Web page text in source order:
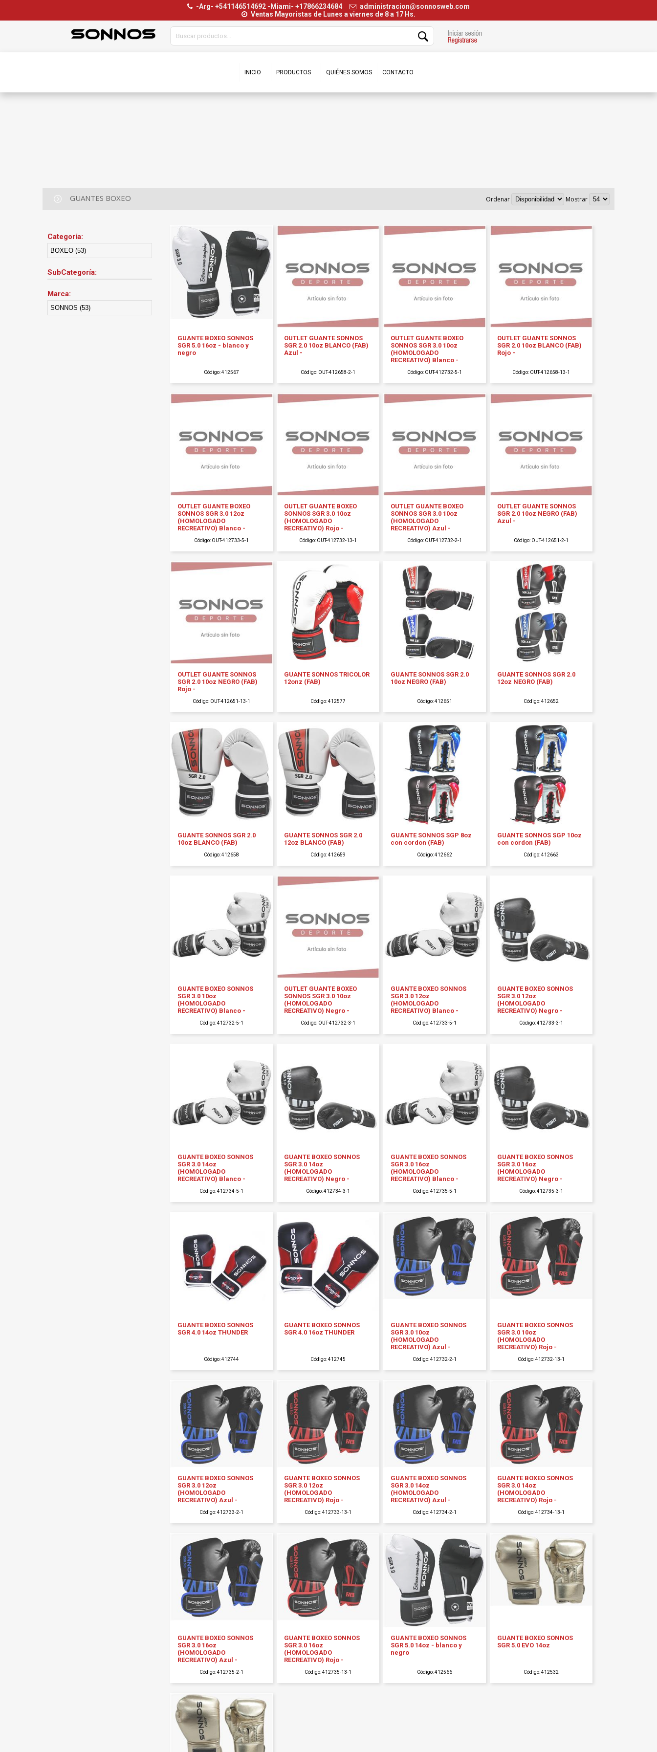
-Arg- +541146514692 -Miami- +17866234684
administracion@sonnosweb.com
Ventas Mayoristas de Lunes a viernes de 8 a 17 Hs.
INICIO PRODUCTOS QUIÉNES SOMOS CONTACTO
GUANTES BOXEO Ordenar Mostrar
Categoría:
BOXEO (53)
SubCategoría:
Marca:
SONNOS (53)
GUANTE BOXEO SONNOS
SGR 5.0 16oz - blanco y
negro
Código: 412567
OUTLET GUANTE SONNOS
SGR 2.0 10oz BLANCO (FAB)
Azul -
Código: OUT-412658-2-1
OUTLET GUANTE BOXEO
SONNOS SGR 3.0 10oz
(HOMOLOGADO
RECREATIVO) Blanco -
Código: OUT-412732-5-1
OUTLET GUANTE SONNOS
SGR 2.0 10oz BLANCO (FAB)
Rojo -
Código: OUT-412658-13-1
OUTLET GUANTE BOXEO
SONNOS SGR 3.0 12oz
(HOMOLOGADO
RECREATIVO) Blanco -
Código: OUT-412733-5-1
OUTLET GUANTE BOXEO
SONNOS SGR 3.0 10oz
(HOMOLOGADO
RECREATIVO) Rojo -
Código: OUT-412732-13-1
OUTLET GUANTE BOXEO
SONNOS SGR 3.0 10oz
(HOMOLOGADO
RECREATIVO) Azul -
Código: OUT-412732-2-1
OUTLET GUANTE SONNOS
SGR 2.0 10oz NEGRO (FAB)
Azul -
Código: OUT-412651-2-1
OUTLET GUANTE SONNOS
SGR 2.0 10oz NEGRO (FAB)
Rojo -
Código: OUT-412651-13-1
GUANTE SONNOS TRICOLOR
12onz (FAB)
Código: 412577
GUANTE SONNOS SGR 2.0
10oz NEGRO (FAB)
Código: 412651
GUANTE SONNOS SGR 2.0
12oz NEGRO (FAB)
Código: 412652
GUANTE SONNOS SGR 2.0
10oz BLANCO (FAB)
Código: 412658
GUANTE SONNOS SGR 2.0
12oz BLANCO (FAB)
Código: 412659
GUANTE SONNOS SGP 8oz
con cordon (FAB)
Código: 412662
GUANTE SONNOS SGP 10oz
con cordon (FAB)
Código: 412663
GUANTE BOXEO SONNOS
SGR 3.0 10oz
(HOMOLOGADO
RECREATIVO) Blanco -
Código: 412732-5-1
OUTLET GUANTE BOXEO
SONNOS SGR 3.0 10oz
(HOMOLOGADO
RECREATIVO) Negro -
Código: OUT-412732-3-1
GUANTE BOXEO SONNOS
SGR 3.0 12oz
(HOMOLOGADO
RECREATIVO) Blanco -
Código: 412733-5-1
GUANTE BOXEO SONNOS
SGR 3.0 12oz
(HOMOLOGADO
RECREATIVO) Negro -
Código: 412733-3-1
GUANTE BOXEO SONNOS
SGR 3.0 14oz
(HOMOLOGADO
RECREATIVO) Blanco -
Código: 412734-5-1
GUANTE BOXEO SONNOS
SGR 3.0 14oz
(HOMOLOGADO
RECREATIVO) Negro -
Código: 412734-3-1
GUANTE BOXEO SONNOS
SGR 3.0 16oz
(HOMOLOGADO
RECREATIVO) Blanco -
Código: 412735-5-1
GUANTE BOXEO SONNOS
SGR 3.0 16oz
(HOMOLOGADO
RECREATIVO) Negro -
Código: 412735-3-1
GUANTE BOXEO SONNOS
SGR 4.0 14oz THUNDER
Código: 412744
GUANTE BOXEO SONNOS
SGR 4.0 16oz THUNDER
Código: 412745
GUANTE BOXEO SONNOS
SGR 3.0 10oz
(HOMOLOGADO
RECREATIVO) Azul -
Código: 412732-2-1
GUANTE BOXEO SONNOS
SGR 3.0 10oz
(HOMOLOGADO
RECREATIVO) Rojo -
Código: 412732-13-1
GUANTE BOXEO SONNOS
SGR 3.0 12oz
(HOMOLOGADO
RECREATIVO) Azul -
Código: 412733-2-1
GUANTE BOXEO SONNOS
SGR 3.0 12oz
(HOMOLOGADO
RECREATIVO) Rojo -
Código: 412733-13-1
GUANTE BOXEO SONNOS
SGR 3.0 14oz
(HOMOLOGADO
RECREATIVO) Azul -
Código: 412734-2-1
GUANTE BOXEO SONNOS
SGR 3.0 14oz
(HOMOLOGADO
RECREATIVO) Rojo -
Código: 412734-13-1
GUANTE BOXEO SONNOS
SGR 3.0 16oz
(HOMOLOGADO
RECREATIVO) Azul -
Código: 412735-2-1
GUANTE BOXEO SONNOS
SGR 3.0 16oz
(HOMOLOGADO
RECREATIVO) Rojo -
Código: 412735-13-1
GUANTE BOXEO SONNOS
SGR 5.0 14oz - blanco y
negro
Código: 412566
GUANTE BOXEO SONNOS
SGR 5.0 EVO 14oz
Código: 412532